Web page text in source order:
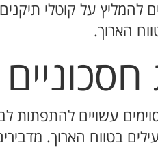
להמליץ על קוטלי
הארוך.
עשויים להתפתות
בטווח הארוך.